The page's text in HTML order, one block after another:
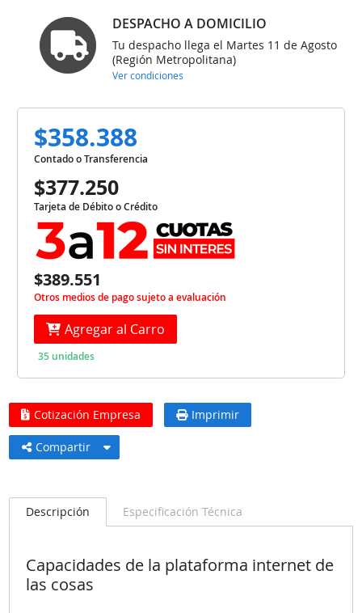
DESPACHO A DOMICILIO
Tu despacho llega el Martes 11 de Agosto
(Región Metropolitana)
Ver condiciones
$358.388
Contado o Transferencia
$377.250
Tarjeta de Débito o Crédito
$389.551
Otros medios de pago sujeto a evaluación
Agregar al Carro
35 unidades
Cotización Empresa Imprimir
Compartir
Descripción Especificación Técnica
Capacidades de la plataforma internet de
las cosas